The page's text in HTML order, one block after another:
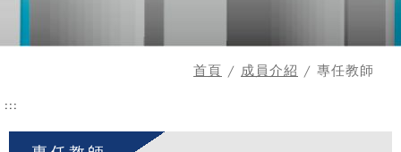
首頁 / 成員介紹 / 專任教師
:::